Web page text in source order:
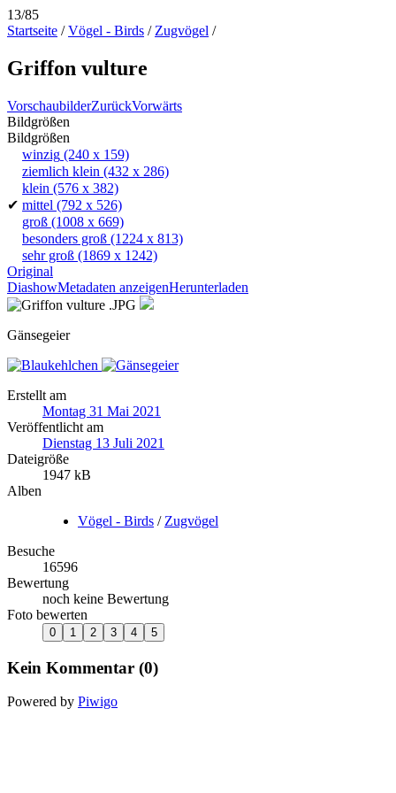
13/85
Startseite /Vögel - Birds / Zugvögel /
Griffon vulture
VorschaubilderZurückVorwärts
Bildgrößen
Bildgrößen
winzig (240 x 159)
ziemlich klein (432 x 286)
klein (576 x 382)
✔ mittel (792 x 526)
groß (1008 x 669)
besonders groß (1224 x 813)
sehr groß (1869 x 1242)
Original
DiashowMetadaten anzeigenHerunterladen
Gänsegeier
Erstellt am
Montag 31 Mai 2021
Veröffentlicht am
Dienstag 13 Juli 2021
Dateigröße
1947 kB
Alben
Vögel - Birds / Zugvögel
Besuche
16596
Bewertung
noch keine Bewertung
Foto bewerten
Kein Kommentar (0)
Powered by Piwigo